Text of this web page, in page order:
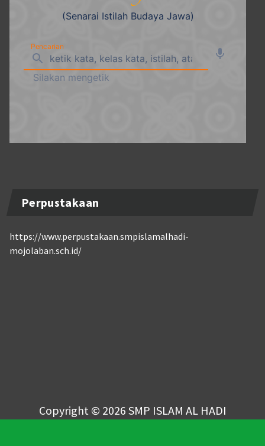
Perpustakaan
https://www.perpustakaan.smpislamalhadi-
mojolaban.sch.id/
Copyright © 2026 SMP ISLAM AL HADI